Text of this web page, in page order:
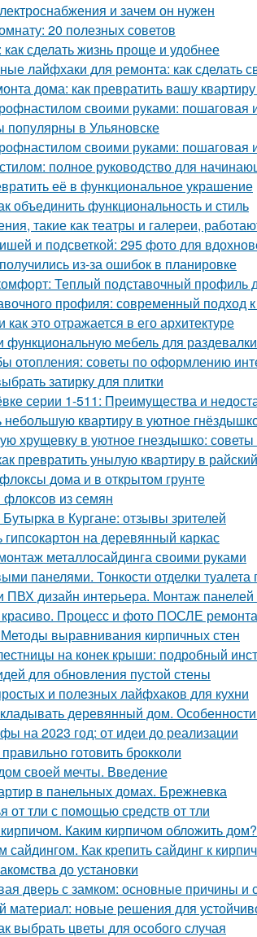
и зачем он нужен
20 полезных советов
сделать жизнь проще и удобнее
лайфхаки для ремонта: как сделать
дома: как превратить вашу квартиру
своими руками: пошаговая
популярны в Ульяновске
своими руками: пошаговая
полное руководство для
её в функциональное украшение
объединить функциональность и стиль
такие как театры и галереи,
и подсветкой: 295 фото для
из-за ошибок в планировке
Теплый подставочный профиль
профиля: современный подход
это отражается в его архитектуре
мебель для раздевалки
отопления: советы по оформлению
затирку для плитки
серии 1-511: Преимущества и
небольшую квартиру в уютное
хрущевку в уютное гнездышко:
превратить унылую квартиру в
дома и в открытом грунте
из семян
в Кургане: отзывы зрителей
гипсокартон на деревянный каркас
металлосайдинга своими руками
панелями. Тонкости отделки
ПВХ дизайн интерьера. Монтаж
Процесс и фото ПОСЛЕ
выравнивания кирпичных стен
на конек крыши: подробный
для обновления пустой стены
и полезных лайфхаков для кухни
деревянный дом. Особенности
на 2023 год: от идеи до реализации
готовить брокколи
своей мечты. Введение
в панельных домах. Брежневка
от тли с помощью средств от тли
Каким кирпичом обложить дом?
Как крепить сайдинг к
до установки
дверь с замком: основные причины
материал: новые решения для
выбрать цветы для особого случая